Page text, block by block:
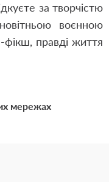
за творчістю
воєнною
фікш, правді життя
мережах